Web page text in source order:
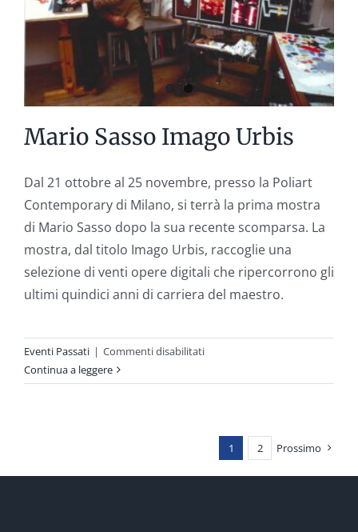
‘700-‘800-‘900
Mario Sasso Imago Urbis
Dal 21 ottobre al 25 novembre, presso la Poliart
Contemporary di Milano, si terrà la prima mostra
di Mario Sasso dopo la sua recente scomparsa. La
mostra, dal titolo Imago Urbis, raccoglie una
selezione di venti opere digitali che ripercorrono gli
ultimi quindici anni di carriera del maestro.
Eventi Passati | Commenti disabilitatisu
Sasso
Continua a leggere
1 2 Prossimo